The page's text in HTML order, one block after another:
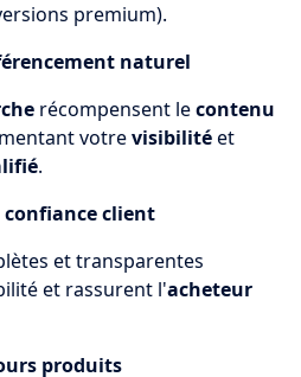
premium).
naturel
récompensent lecontenu
votrevisibilitéet
.
confiance client
et transparentes
et rassurent l'acheteur
produits